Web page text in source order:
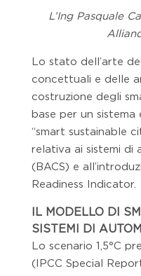
L’Ing Pasquale
Lo stato dell’arte
concettuali e delle
costruzione degli
base per un
“smart sustainable
relativa ai sistemi di
(BACS) e
Readiness Indicator.
IL MODELLO DI
SISTEMI DI
Lo scenario 1,5°C
(IPCC Special